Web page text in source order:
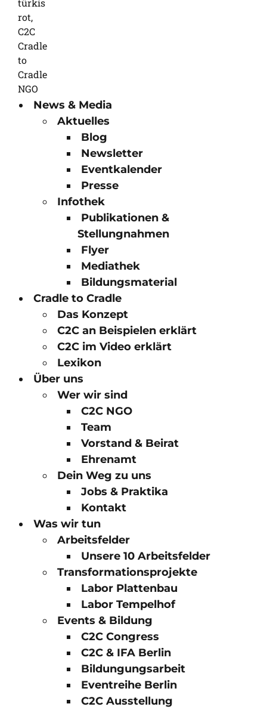
News & Media
Aktuelles
Blog
Newsletter
Eventkalender
Presse
Infothek
Publikationen &
Stellungnahmen
Flyer
Mediathek
Bildungsmaterial
Cradle to Cradle
Das Konzept
C2C an Beispielen erklärt
C2C im Video erklärt
Lexikon
Über uns
Wer wir sind
C2C NGO
Team
Vorstand & Beirat
Ehrenamt
Dein Weg zu uns
Jobs & Praktika
Kontakt
Was wir tun
Arbeitsfelder
Unsere 10 Arbeitsfelder
Transformationsprojekte
Labor Plattenbau
Labor Tempelhof
Events & Bildung
C2C Congress
C2C & IFA Berlin
Bildungungsarbeit
Eventreihe Berlin
C2C Ausstellung